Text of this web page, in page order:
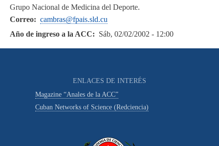
Grupo Nacional de Medicina del Deporte.
Correo
cambras@fpais.sld.cu
Año de ingreso a la ACC
Sáb, 02/02/2002 - 12:00
ENLACES DE INTERÉS
Magazine “Anales de la ACC”
Cuban Networks of Science (Redciencia)